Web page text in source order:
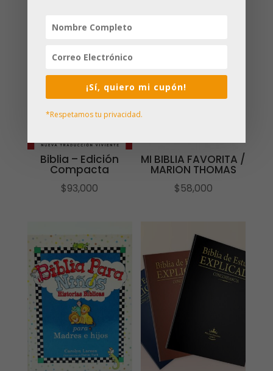
Biblia – Edición
Compacta
$93,000
MI BIBLIA FAVORITA /
MARION THOMAS
$58,000
¡Sí, quiero mi cupón!
*Respetamos tu privacidad.